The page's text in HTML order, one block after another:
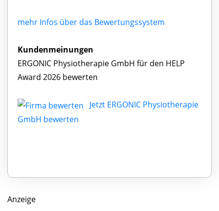
mehr Infos über das Bewertungssystem
Kundenmeinungen
ERGONIC Physiotherapie GmbH für den HELP
Award 2026 bewerten
Jetzt ERGONIC Physiotherapie
GmbH bewerten
Anzeige